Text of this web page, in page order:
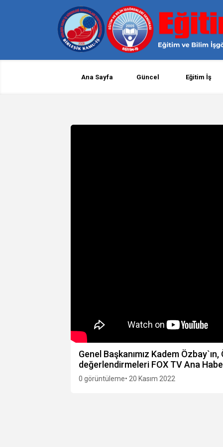
Ana Sayfa Güncel Eğitim İş
Genel Başkanımız Kadem
değerlendirmeleri FOX TV Ana
0 görüntüleme• 20 Kasım 2022